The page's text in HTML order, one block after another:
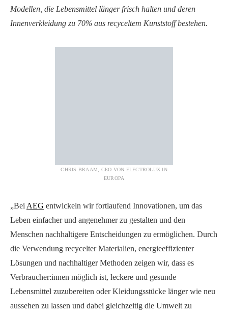
Modellen, die Lebensmittel länger frisch halten und deren
Innenverkleidung zu 70% aus recyceltem Kunststoff bestehen.
CHRIS BRAAM, CEO VON ELECTROLUX IN
EUROPA
„Bei AEG entwickeln wir fortlaufend Innovationen, um das
Leben einfacher und angenehmer zu gestalten und den
Menschen nachhaltigere Entscheidungen zu ermöglichen. Durch
die Verwendung recycelter Materialien, energieeffizienter
Lösungen und nachhaltiger Methoden zeigen wir, dass es
Verbraucher:innen möglich ist, leckere und gesunde
Lebensmittel zuzubereiten oder Kleidungsstücke länger wie neu
aussehen zu lassen und dabei gleichzeitig die Umwelt zu